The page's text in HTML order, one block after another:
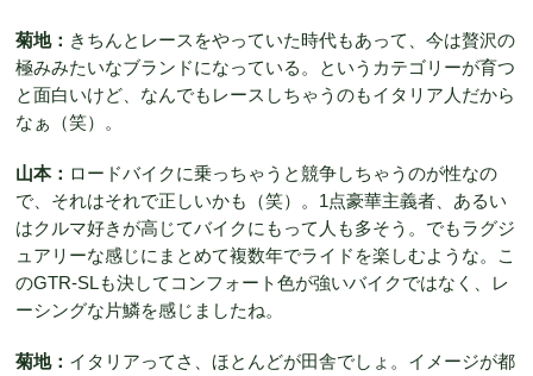
菊地： きちんとレースをやっていた時代もあって、今は贅沢の
極みみたいなブランドになっている。というカテゴリーが育つ
と面白いけど、なんでもレースしちゃうのもイタリア人だから
なぁ（笑）。
山本： ロードバイクに乗っちゃうと競争しちゃうのが性なの
で、それはそれで正しいかも（笑）。1点豪華主義者、あるい
はクルマ好きが高じてバイクにもって人も多そう。でもラグジ
ュアリーな感じにまとめて複数年でライドを楽しむような。こ
のGTR-SLも決してコンフォート色が強いバイクではなく、レ
ーシングな片鱗を感じましたね。
菊地： イタリアってさ、ほとんどが田舎でしょ。イメージが都